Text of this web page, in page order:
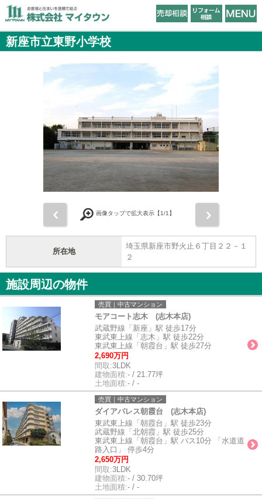
新座市立東野小学校
画像タップで拡大表示【1/1】
所在地
埼玉県新座市野火止６丁目２２－１
２
施設周辺の物件
売買｜中古マンション
モアコート志木 (志木本店)
武蔵野線「新座」駅 徒歩17分
東武東上線「志木」駅 徒歩22分
東武東上線「朝霞台」駅 徒歩27分
2,690万円
間取:3LDK
建物面積:- / 21.77坪
土地面積:- / -
売買｜中古マンション
ダイアパレス朝霞台 (志木本店)
東武東上線「朝霞台」駅 徒歩23分
武蔵野線「北朝霞」駅 徒歩25分
東武東上線「朝霞台」駅 バス10分 「水道道
路入口」 停歩4分
2,650万円
間取:3LDK
建物面積:- / 30.70坪
土地面積:- / -